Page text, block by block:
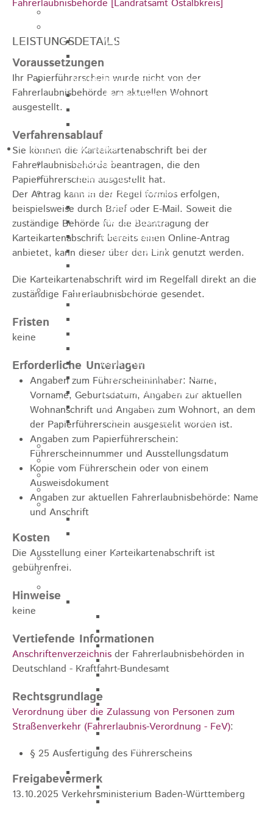
Jugendparlament
Wahlen Aktuell
Nachhaltige Stadtentwicklung
Heubach gestalten
Freizeit / Tourismus
Gastgeber
Veranstaltungen
Museen & Sammlungen
Schloss
Miedermuseum
Heimatmuseum
Polizeimuseum
Sehenswürdigkeiten
Haus "Anna Vetter"
Polizeimuseum Heubach e.V.
Das Schloss in Heubach
Der Rosenstein
Höhlen rund um Heubach
Heubach Tour
archaeopfad
Flugplatz
Anreise
Schwimmbäder
Kugelmarkt
Unterkunft
Duschmöglichkeiten
Bike Waschplatz
Geschichte
Sponsoren
Presse
Streckenbeschreibung
Ausschreibung
Fahrerlaubnisbehörde [Landratsamt Ostalbkreis]
LEISTUNGSDETAILS
Voraussetzungen
Ihr Papierführerschein wurde nicht von der
Fahrerlaubnisbehörde am aktuellen Wohnort
ausgestellt.
Verfahrensablauf
Sie können die Karteikartenabschrift bei der
Fahrerlaubnisbehörde beantragen, die den
Papierführerschein ausgestellt hat.
Der Antrag kann in der Regel formlos erfolgen,
beispielsweise durch Brief oder E-Mail. Soweit die
zuständige Behörde für die Beantragung der
Karteikartenabschrift bereits einen Online-Antrag
anbietet, kann dieser über den Link genutzt werden.
Die Karteikartenabschrift wird im Regelfall direkt an die
zuständige Fahrerlaubnisbehörde gesendet.
Fristen
keine
Erforderliche Unterlagen
Angaben zum Führerscheininhaber: Name,
Vorname, Geburtsdatum, Angaben zur aktuellen
Wohnanschrift und Angaben zum Wohnort, an dem
der Papierführerschein ausgestellt worden ist.
Angaben zum Papierführerschein:
Führerscheinnummer und Ausstellungsdatum
Kopie vom Führerschein oder von einem
Ausweisdokument
Angaben zur aktuellen Fahrerlaubnisbehörde: Name
und Anschrift
Kosten
Die Ausstellung einer Karteikartenabschrift ist
gebührenfrei.
Hinweise
keine
Vertiefende Informationen
Anschriftenverzeichnis der Fahrerlaubnisbehörden in
Deutschland - Kraftfahrt-Bundesamt
Rechtsgrundlage
Verordnung über die Zulassung von Personen zum
Straßenverkehr (Fahrerlaubnis-Verordnung - FeV):
§ 25 Ausfertigung des Führerscheins
Freigabevermerk
13.10.2025 Verkehrsministerium Baden-Württemberg